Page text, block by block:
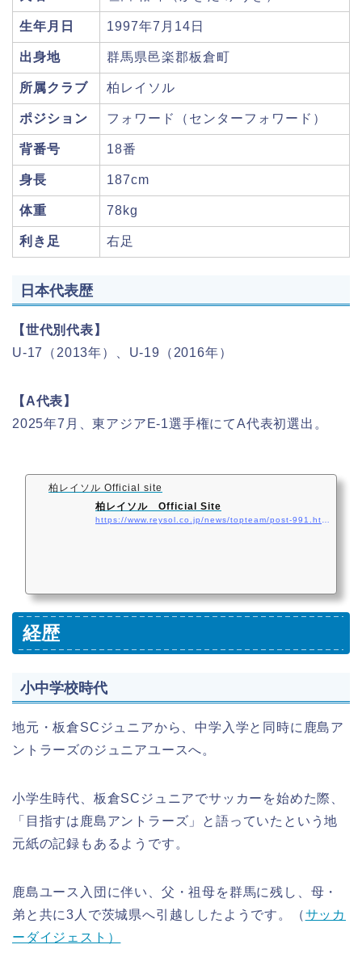
生年月日 1997年7月14日
出身地 群馬県邑楽郡板倉町
所属クラブ 柏レイソル
ポジション フォワード（センターフォワード）
背番号 18番
身長 187cm
体重 78kg
利き足 右足
日本代表歴
【世代別代表】
U-17（2013年）、U-19（2016年）
【A代表】
2025年7月、東アジアE‑1選手権にてA代表初選出。
柏レイソル Official site
柏レイソル Official Site
経歴
小中学校時代
地元・板倉SCジュニアから、中学入学と同時に鹿島ア
ントラーズのジュニアユースへ。
小学生時代、板倉SCジュニアでサッカーを始めた際、
「目指すは鹿島アントラーズ」と語っていたという地
元紙の記録もあるようです。
鹿島ユース入団に伴い、父・祖母を群馬に残し、母・
弟と共に3人で茨城県へ引越ししたようです。（サッカ
ーダイジェスト）